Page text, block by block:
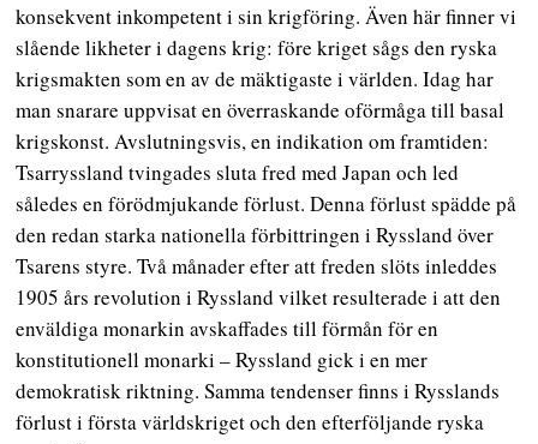
konsekvent inkompetent i sin krigföring. Även här finner vi
slående likheter i dagens krig: före kriget sågs den ryska
krigsmakten som en av de mäktigaste i världen. Idag har
man snarare uppvisat en överraskande oförmåga till basal
krigskonst. Avslutningsvis, en indikation om framtiden:
Tsarryssland tvingades sluta fred med Japan och led
således en förödmjukande förlust. Denna förlust spädde på
den redan starka nationella förbittringen i Ryssland över
Tsarens styre. Två månader efter att freden slöts inleddes
1905 års revolution i Ryssland vilket resulterade i att den
enväldiga monarkin avskaffades till förmån för en
konstitutionell monarki – Ryssland gick i en mer
demokratisk riktning. Samma tendenser finns i Rysslands
förlust i första världskriget och den efterföljande ryska